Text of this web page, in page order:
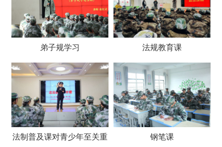
弟子规学习 法规教育课
法制普及课对青少年至关重 钢笔课